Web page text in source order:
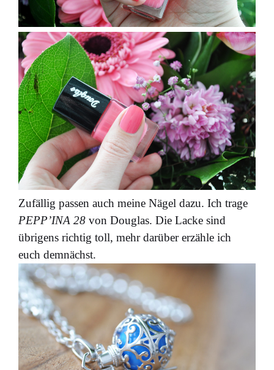
Zufällig passen auch meine Nägel dazu. Ich trage
PEPP’INA 28 von Douglas. Die Lacke sind
übrigens richtig toll, mehr darüber erzähle ich
euch demnächst.